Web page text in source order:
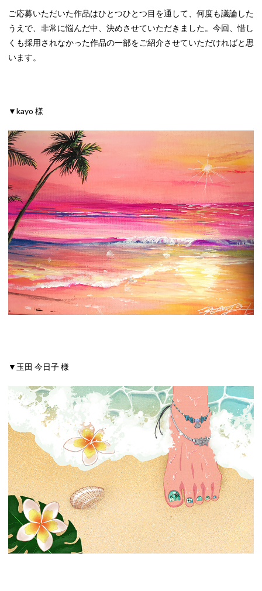
ご応募いただいた作品はひとつひとつ目を通して、何度も議論した
うえで、非常に悩んだ中、決めさせていただきました。今回、惜し
くも採用されなかった作品の一部をご紹介させていただければと思
います。
▼kayo 様
▼玉田 今日子 様